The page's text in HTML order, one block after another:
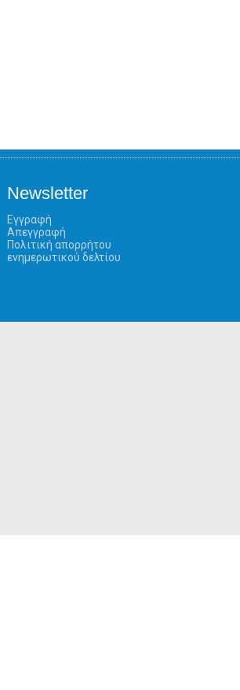
Newsletter
Εγγραφή
Απεγγραφή
Πολιτική απορρήτου
ενημερωτικού δελτίου